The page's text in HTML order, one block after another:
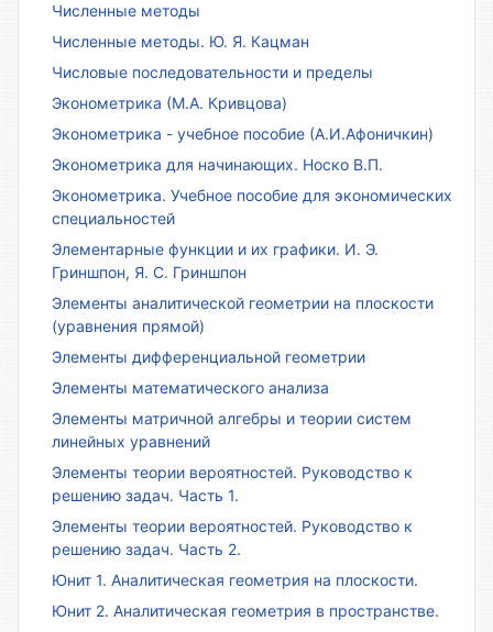
Численные методы
Численные методы. Ю. Я. Кацман
Числовые последовательности и пределы
Эконометрика (М.А. Кривцова)
Эконометрика - учебное пособие (А.И.Афоничкин)
Эконометрика для начинающих. Носко В.П.
Эконометрика. Учебное пособие для экономических
специальностей
Элементарные функции и их графики. И. Э.
Гриншпон, Я. С. Гриншпон
Элементы аналитической геометрии на плоскости
(уравнения прямой)
Элементы дифференциальной геометрии
Элементы математического анализа
Элементы матричной алгебры и теории систем
линейных уравнений
Элементы теории вероятностей. Руководство к
решению задач. Часть 1.
Элементы теории вероятностей. Руководство к
решению задач. Часть 2.
Юнит 1. Аналитическая геометрия на плоскости.
Юнит 2. Аналитическая геометрия в пространстве.